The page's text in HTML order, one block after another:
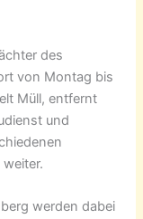
des
von Montag bis
Müll, entfernt
und
werden dabei